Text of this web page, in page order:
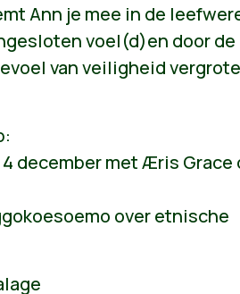
Ann je mee in de
voel(d)en door de
van veiligheid
december met Æris Grace
over etnische